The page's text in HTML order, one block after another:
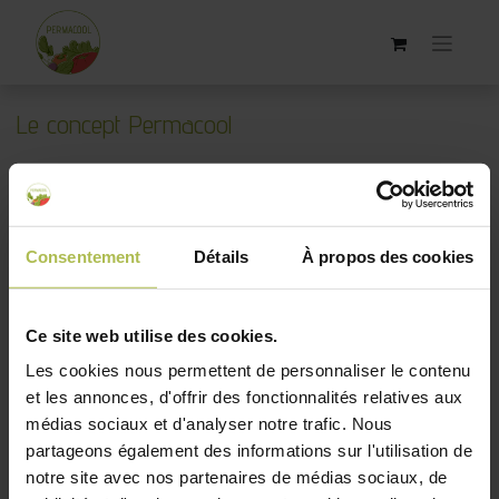
Consentement Détails À propos des cookies
Ce site web utilise des cookies.
Les cookies nous permettent de personnaliser le contenu
et les annonces, d'offrir des fonctionnalités relatives aux
médias sociaux et d'analyser notre trafic. Nous
partageons également des informations sur l'utilisation de
notre site avec nos partenaires de médias sociaux, de
Le concept Permacool
1. Vous faire découvrir le jardinage autrement
L'Equipe Permacool, avec vous de A à Z